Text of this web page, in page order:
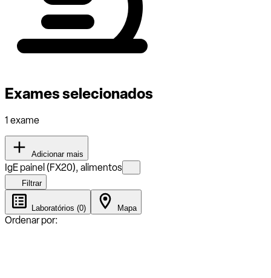
Exames selecionados
1 exame
Adicionar mais
IgE painel (FX20), alimentos
Filtrar
Laboratórios (0) Mapa
Ordenar por: